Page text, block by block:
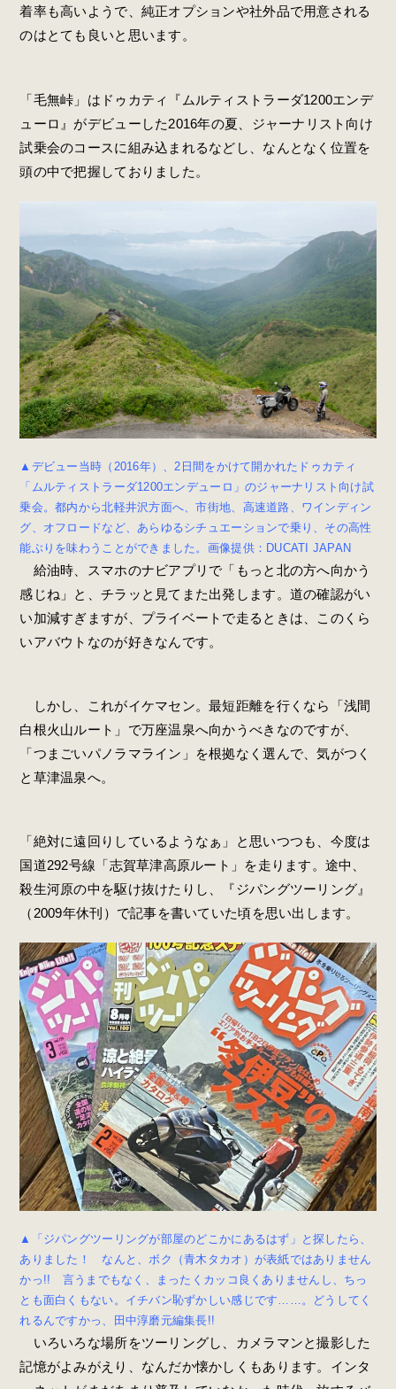
着率も高いようで、純正オプションや社外品で用意される
のはとても良いと思います。
「毛無峠」はドゥカティ『ムルティストラーダ1200エンデ
ューロ』がデビューした2016年の夏、ジャーナリスト向け
試乗会のコースに組み込まれるなどし、なんとなく位置を
頭の中で把握しておりました。
▲デビュー当時（2016年）、2日間をかけて開かれたドゥカティ
「ムルティストラーダ1200エンデューロ」のジャーナリスト向け試
乗会。都内から北軽井沢方面へ、市街地、高速道路、ワインディン
グ、オフロードなど、あらゆるシチュエーションで乗り、その高性
能ぶりを味わうことができました。画像提供：DUCATI JAPAN
給油時、スマホのナビアプリで「もっと北の方へ向かう
感じね」と、チラッと見てまた出発します。道の確認がい
い加減すぎますが、プライベートで走るときは、このくら
いアバウトなのが好きなんです。
しかし、これがイケマセン。最短距離を行くなら「浅間
白根火山ルート」で万座温泉へ向かうべきなのですが、
「つまごいパノラマライン」を根拠なく選んで、気がつく
と草津温泉へ。
「絶対に遠回りしているようなぁ」と思いつつも、今度は
国道292号線「志賀草津高原ルート」を走ります。途中、
殺生河原の中を駆け抜けたりし、『ジパングツーリング』
（2009年休刊）で記事を書いていた頃を思い出します。
▲「ジパングツーリングが部屋のどこかにあるはず」と探したら、
ありました！ なんと、ボク（青木タカオ）が表紙ではありません
かっ!! 言うまでもなく、まったくカッコ良くありませんし、ちっ
とも面白くもない。イチバン恥ずかしい感じです……。どうしてく
れるんですかっ、田中淳磨元編集長!!
いろいろな場所をツーリングし、カメラマンと撮影した
記憶がよみがえり、なんだか懐かしくもあります。インタ